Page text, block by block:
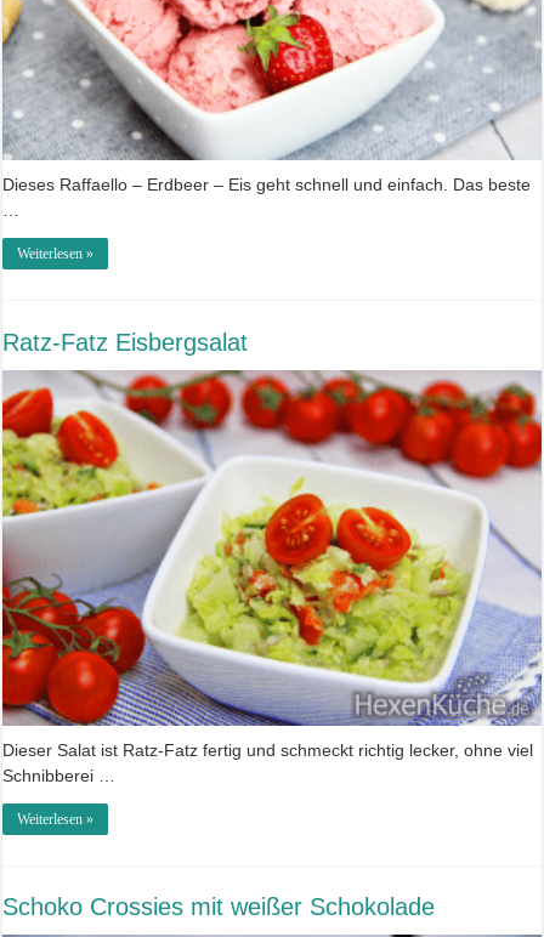
Dieses Raffaello – Erdbeer – Eis geht schnell und einfach. Das beste
…
Weiterlesen »
Ratz-Fatz Eisbergsalat
Dieser Salat ist Ratz-Fatz fertig und schmeckt richtig lecker, ohne viel
Schnibberei …
Weiterlesen »
Schoko Crossies mit weißer Schokolade